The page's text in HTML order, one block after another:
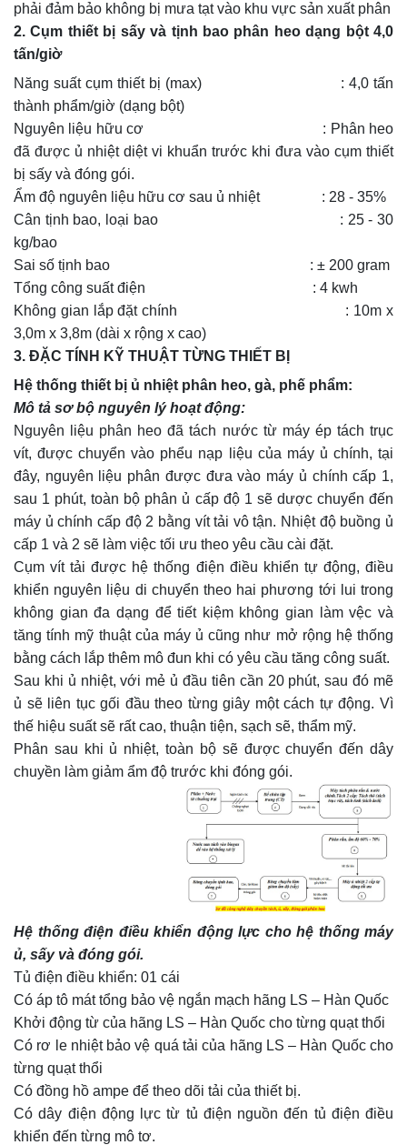
phải đảm bảo không bị mưa tạt vào khu vực sản xuất phân
2. Cụm thiết bị sấy và tịnh bao phân heo dạng bột 4,0
tấn/giờ
Năng suất cụm thiết bị (max) : 4,0 tấn
thành phẩm/giờ (dạng bột)
Nguyên liệu hữu cơ : Phân heo
đã được ủ nhiệt diệt vi khuẩn trước khi đưa vào cụm thiết
bị sấy và đóng gói.
Ẩm độ nguyên liệu hữu cơ sau ủ nhiệt : 28 - 35%
Cân tịnh bao, loại bao : 25 - 30
kg/bao
Sai số tịnh bao : ± 200 gram
Tổng công suất điện : 4 kwh
Không gian lắp đặt chính : 10m x
3,0m x 3,8m (dài x rộng x cao)
3. ĐẶC TÍNH KỸ THUẬT TỪNG THIẾT BỊ
Hệ thống thiết bị ủ nhiệt phân heo, gà, phế phẩm:
Mô tả sơ bộ nguyên lý hoạt động:
Nguyên liệu phân heo đã tách nước từ máy ép tách trục
vít, được chuyển vào phểu nạp liệu của máy ủ chính, tại
đây, nguyên liệu phân được đưa vào máy ủ chính cấp 1,
sau 1 phút, toàn bộ phân ủ cấp độ 1 sẽ dược chuyển đến
máy ủ chính cấp độ 2 bằng vít tải vô tận. Nhiệt độ buồng ủ
cấp 1 và 2 sẽ làm việc tối ưu theo yêu cầu cài đặt.
Cụm vít tải được hệ thống điện điều khiển tự động, điều
khiển nguyên liệu di chuyển theo hai phương tới lui trong
không gian đa dạng để tiết kiệm không gian làm vệc và
tăng tính mỹ thuật của máy ủ cũng như mở rộng hệ thống
bằng cách lắp thêm mô đun khi có yêu cầu tăng công suất.
Sau khi ủ nhiệt, với mẻ ủ đầu tiên cần 20 phút, sau đó mẽ
ủ sẽ liên tục gối đầu theo từng giây một cách tự động. Vì
thế hiệu suất sẽ rất cao, thuận tiện, sạch sẽ, thẩm mỹ.
Phân sau khi ủ nhiệt, toàn bộ sẽ được chuyển đến dây
chuyền làm giảm ẩm độ trước khi đóng gói.
Hệ thống điện điều khiển động lực cho hệ thống máy
ủ, sấy và đóng gói.
Tủ điện điều khiển: 01 cái
Có áp tô mát tổng bảo vệ ngắn mạch hãng LS – Hàn Quốc
Khởi động từ của hãng LS – Hàn Quốc cho từng quạt thổi
Có rơ le nhiệt bảo vệ quá tải của hãng LS – Hàn Quốc cho
từng quạt thổi
Có đồng hồ ampe để theo dõi tải của thiết bị.
Có dây điện động lực từ tủ điện nguồn đến tủ điện điều
khiển đến từng mô tơ.